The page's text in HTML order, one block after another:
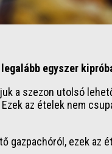
egyszer
a szezon utolsó
az ételek nem
ezek